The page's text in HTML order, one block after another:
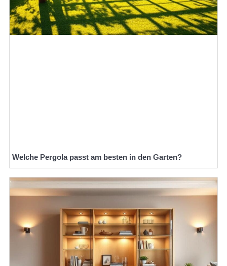
Welche Pergola passt am besten in den Garten?